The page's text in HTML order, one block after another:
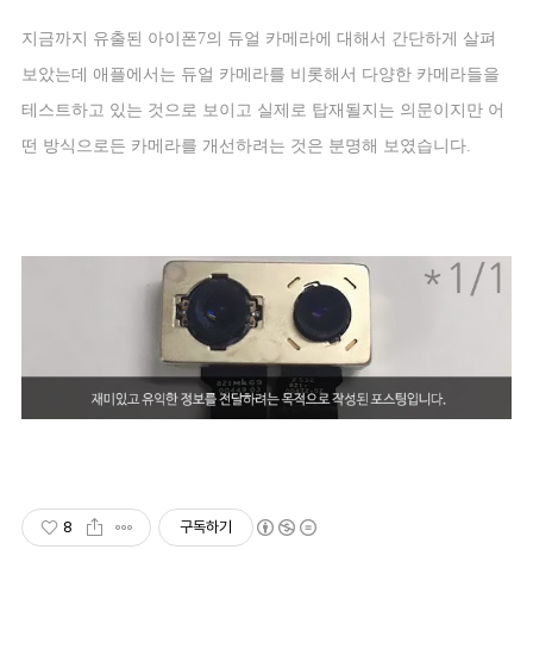
지금까지 유출된 아이폰7의 듀얼 카메라에 대해서 간단하게 살펴
보았는데 애플에서는 듀얼 카메라를 비롯해서 다양한 카메라들을
테스트하고 있는 것으로 보이고 실제로 탑재될지는 의문이지만 어
떤 방식으로든 카메라를 개선하려는 것은 분명해 보였습니다
8 구독하기